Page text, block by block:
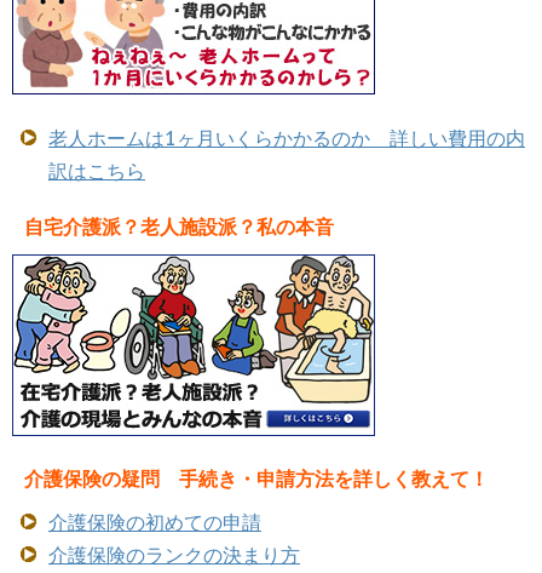
老人ホームは1ヶ月いくらかかるのか 詳しい費用の内
訳はこちら
自宅介護派？老人施設派？私の本音
介護保険の疑問 手続き・申請方法を詳しく教えて！
介護保険の初めての申請
介護保険のランクの決まり方